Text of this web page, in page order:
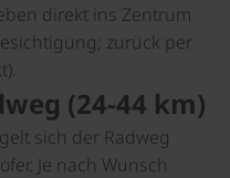
direkt ins Zentrum
zurück per
(24-44 km)
sich der Radweg
Je nach Wunsch